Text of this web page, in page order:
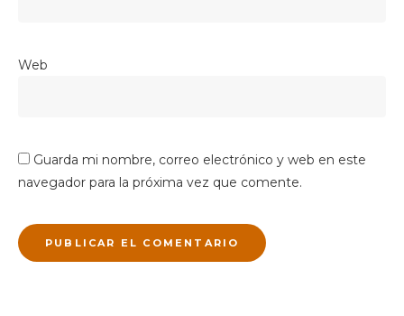
Web
Guarda mi nombre, correo electrónico y web en este
navegador para la próxima vez que comente.